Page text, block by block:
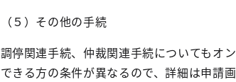
（５）その他の手続
調停関連手続、仲裁関連手続についてもオ
できる方の条件が異なるので、詳細は申請